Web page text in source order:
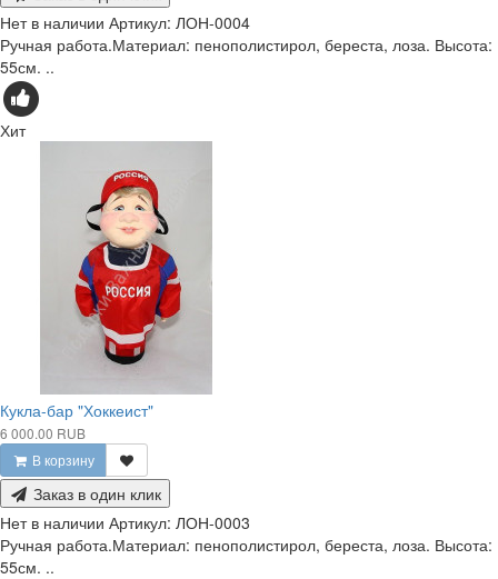
Нет в наличии Артикул: ЛОН-0004
Ручная работа.Материал: пенополистирол, береста, лоза. Высота:
55см. ..
Хит
Кукла-бар "Хоккеист"
6 000.00 RUB
В корзину
Заказ в один клик
Нет в наличии Артикул: ЛОН-0003
Ручная работа.Материал: пенополистирол, береста, лоза. Высота:
55см. ..